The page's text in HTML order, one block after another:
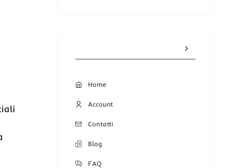
Home
Account
Contatti
Blog
FAQ